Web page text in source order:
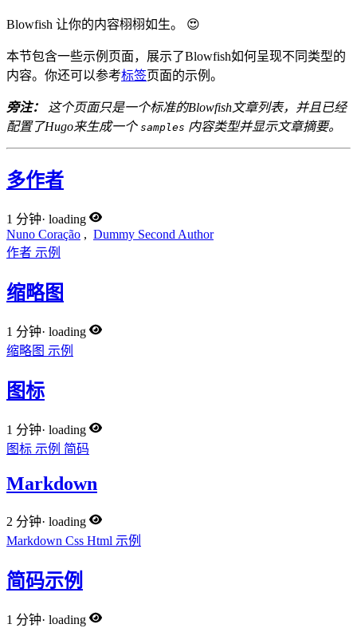
Blowfish 让你的内容栩栩如生。 😍
本节包含一些示例页面，展示了Blowfish如何呈现不同类型的
内容。你还可以参考标签页面的示例。
旁注：
这个页面只是一个标准的Blowfish文章列表，并且已经
配置了Hugo来生成一个 samples 内容类型并显示文章摘要。
多作者
1 分钟· loading
Nuno Coração , Dummy Second Author
作者 示例
缩略图
1 分钟· loading
缩略图 示例
图标
1 分钟· loading
图标 示例 简码
Markdown
2 分钟· loading
Markdown Css Html 示例
简码示例
1 分钟· loading